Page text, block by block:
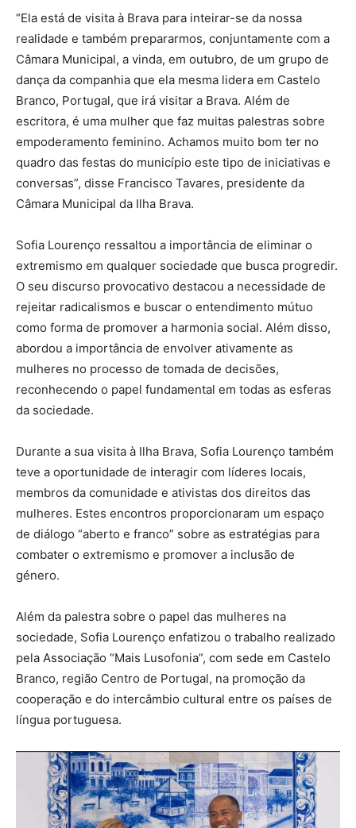
“Ela está de visita à Brava para inteirar-se da nossa
realidade e também prepararmos, conjuntamente com a
Câmara Municipal, a vinda, em outubro, de um grupo de
dança da companhia que ela mesma lidera em Castelo
Branco, Portugal, que irá visitar a Brava. Além de
escritora, é uma mulher que faz muitas palestras sobre
empoderamento feminino. Achamos muito bom ter no
quadro das festas do município este tipo de iniciativas e
conversas”, disse Francisco Tavares, presidente da
Câmara Municipal da Ilha Brava.
Sofia Lourenço ressaltou a importância de eliminar o
extremismo em qualquer sociedade que busca progredir.
O seu discurso provocativo destacou a necessidade de
rejeitar radicalismos e buscar o entendimento mútuo
como forma de promover a harmonia social. Além disso,
abordou a importância de envolver ativamente as
mulheres no processo de tomada de decisões,
reconhecendo o papel fundamental em todas as esferas
da sociedade.
Durante a sua visita à Ilha Brava, Sofia Lourenço também
teve a oportunidade de interagir com líderes locais,
membros da comunidade e ativistas dos direitos das
mulheres. Estes encontros proporcionaram um espaço
de diálogo “aberto e franco” sobre as estratégias para
combater o extremismo e promover a inclusão de
género.
Além da palestra sobre o papel das mulheres na
sociedade, Sofia Lourenço enfatizou o trabalho realizado
pela Associação “Mais Lusofonia”, com sede em Castelo
Branco, região Centro de Portugal, na promoção da
cooperação e do intercâmbio cultural entre os países de
língua portuguesa.